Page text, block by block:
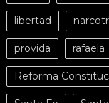
libertad
provida rafaela
Reforma